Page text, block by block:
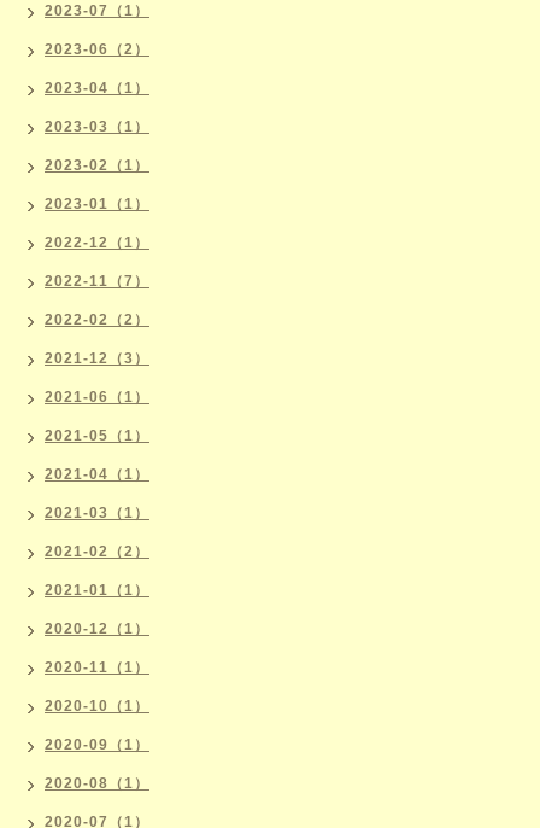
2023-07（1）
2023-06（2）
2023-04（1）
2023-03（1）
2023-02（1）
2023-01（1）
2022-12（1）
2022-11（7）
2022-02（2）
2021-12（3）
2021-06（1）
2021-05（1）
2021-04（1）
2021-03（1）
2021-02（2）
2021-01（1）
2020-12（1）
2020-11（1）
2020-10（1）
2020-09（1）
2020-08（1）
2020-07（1）